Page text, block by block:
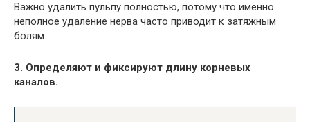
Важно удалить пульпу полностью, потому что именно
неполное удаление нерва часто приводит к затяжным
болям.
3. Определяют и фиксируют длину корневых
каналов.